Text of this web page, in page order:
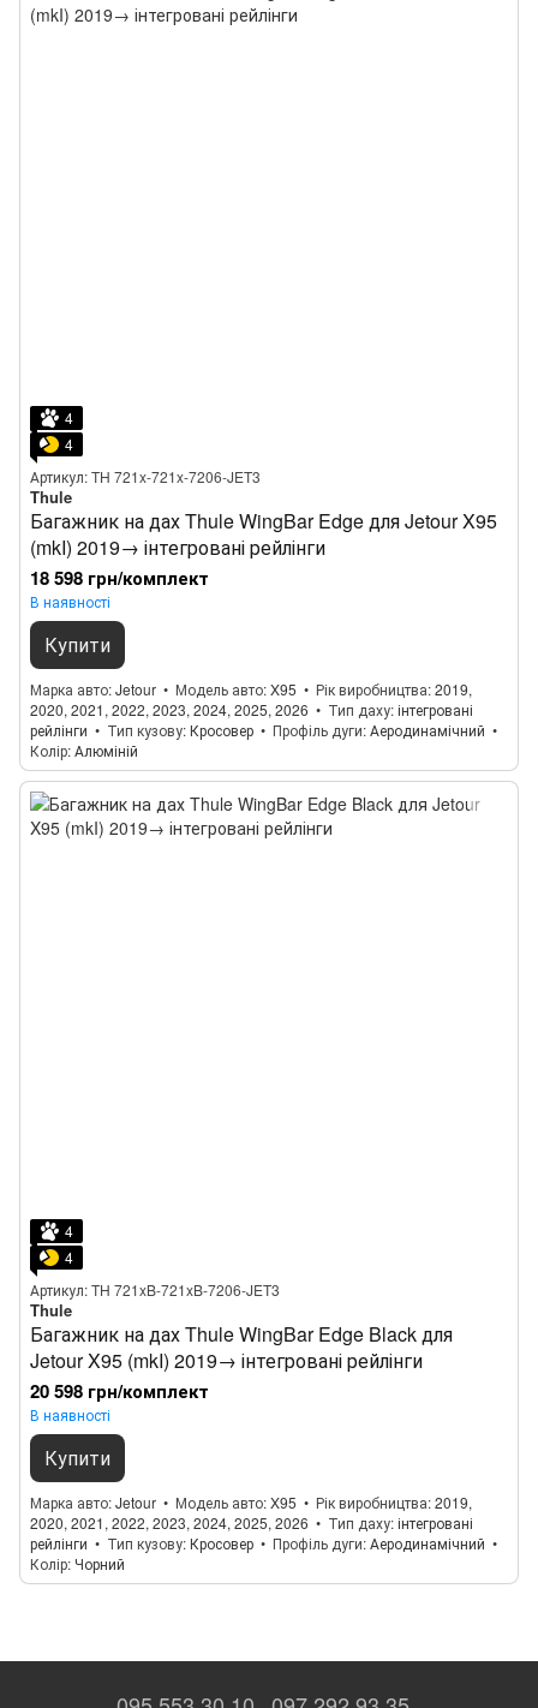
4
4
Артикул: TH 721x-721x-7206-JET3
Thule
Багажник на дах Thule WingBar Edge для Jetour X95
(mkI) 2019→ інтегровані рейлінги
18 598 грн/комплект
В наявності
Купити
Марка авто Jetour Модель авто X95 Рік виробництва 2019,
2020, 2021, 2022, 2023, 2024, 2025, 2026
Тип даху інтегровані
рейлінги
Тип кузову Кросовер Профіль дуги Аеродинамічний
Колір Алюміній
4
4
Артикул: TH 721xB-721xB-7206-JET3
Thule
Багажник на дах Thule WingBar Edge Black для
Jetour X95 (mkI) 2019→ інтегровані рейлінги
20 598 грн/комплект
В наявності
Купити
Марка авто Jetour Модель авто X95 Рік виробництва 2019,
2020, 2021, 2022, 2023, 2024, 2025, 2026
Тип даху інтегровані
рейлінги
Тип кузову Кросовер Профіль дуги Аеродинамічний
Колір Чорний